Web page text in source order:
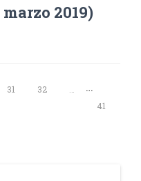
2019)
…
31 32
41